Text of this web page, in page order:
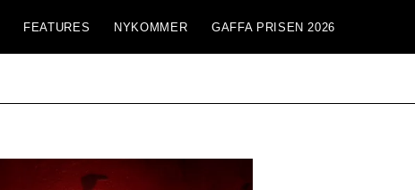
FEATURES NYKOMMER GAFFA PRISEN 2026